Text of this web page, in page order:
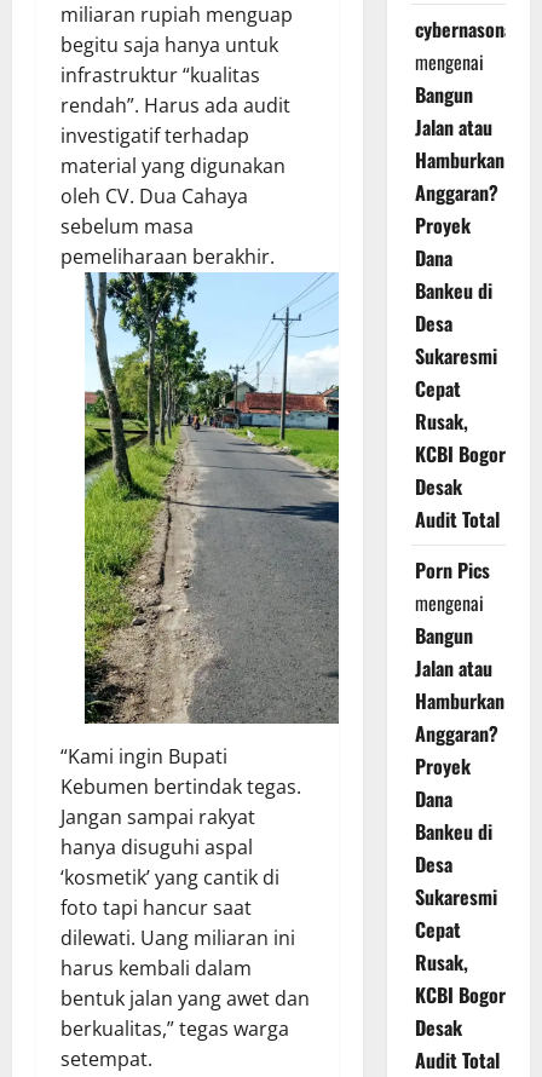
miliaran rupiah menguap
begitu saja hanya untuk
infrastruktur “kualitas
rendah”. Harus ada audit
investigatif terhadap
material yang digunakan
oleh CV. Dua Cahaya
sebelum masa
pemeliharaan berakhir.
“Kami ingin Bupati
Kebumen bertindak tegas.
Jangan sampai rakyat
hanya disuguhi aspal
‘kosmetik’ yang cantik di
foto tapi hancur saat
dilewati. Uang miliaran ini
harus kembali dalam
bentuk jalan yang awet dan
berkualitas,” tegas warga
setempat.
cybernasonal
mengenai
Bangun
Jalan atau
Hamburkan
Anggaran?
Proyek
Dana
Bankeu di
Desa
Sukaresmi
Cepat
Rusak,
KCBI Bogor
Desak
Audit Total
Porn Pics
mengenai
Bangun
Jalan atau
Hamburkan
Anggaran?
Proyek
Dana
Bankeu di
Desa
Sukaresmi
Cepat
Rusak,
KCBI Bogor
Desak
Audit Total